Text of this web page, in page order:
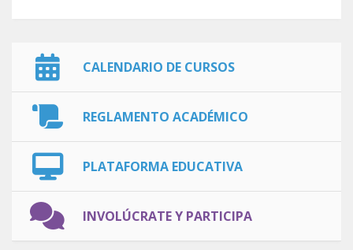
CALENDARIO DE CURSOS
REGLAMENTO ACADÉMICO
PLATAFORMA EDUCATIVA
INVOLÚCRATE Y PARTICIPA